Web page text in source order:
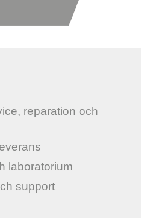
reparation och
laboratorium
support